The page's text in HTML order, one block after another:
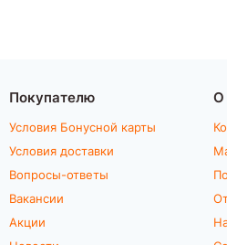
Покупателю
Условия Бонусной карты
Условия доставки
Вопросы-ответы
Вакансии
Акции
О